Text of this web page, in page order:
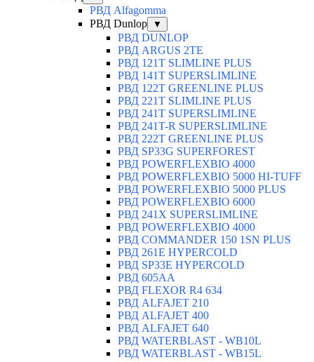
РВД Alfagomma
РВД Dunlop
▼
РВД DUNLOP
РВД ARGUS 2TE
РВД 121T SLIMLINE PLUS
РВД 141T SUPERSLIMLINE
РВД 122T GREENLINE PLUS
РВД 221T SLIMLINE PLUS
РВД 241T SUPERSLIMLINE
РВД 241T-R SUPERSLIMLINE
РВД 222T GREENLINE PLUS
РВД SP33G SUPERFOREST
РВД POWERFLEXBIO 4000
РВД POWERFLEXBIO 5000 HI-TUFF
РВД POWERFLEXBIO 5000 PLUS
РВД POWERFLEXBIO 6000
РВД 241X SUPERSLIMLINE
РВД POWERFLEXBIO 4000
РВД СOMMANDER 150 1SN PLUS
РВД 261E HYPERCOLD
РВД SP33E HYPERCOLD
РВД 605AA
РВД FLEXOR R4 634
РВД ALFAJET 210
РВД ALFAJET 400
РВД ALFAJET 640
РВД WATERBLAST - WB10L
РВД WATERBLAST - WB15L